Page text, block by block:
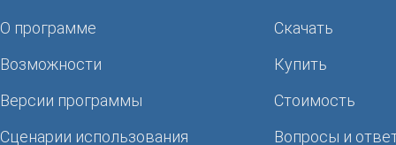
О программе
Возможности
Версии программы
Сценарии использования
Скачать
Купить
Стоимость
Вопросы и